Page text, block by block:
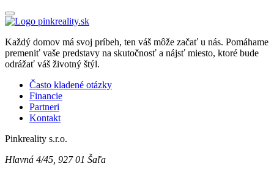
Každý domov má svoj príbeh, ten váš môže začať u nás. Pomáhame
premeniť vaše predstavy na skutočnosť a nájsť miesto, ktoré bude
odrážať váš životný štýl.
Často kladené otázky
Financie
Partneri
Kontakt
Pinkreality s.r.o.
Hlavná 4/45, 927 01 Šaľa